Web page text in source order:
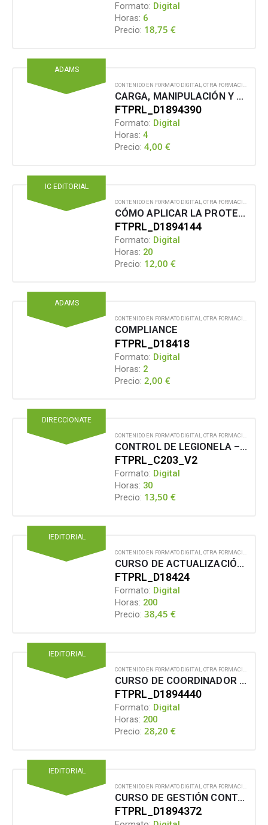
Formato: Digital
Horas: 6
Precio: 18,75€
ADAMS
CONTENIDO EN FORMATO DIGITAL OTRA FORMACIÓN PARA EL EMPLEO
CARGA, MANIPULACIÓN Y RIESGOS DE VEHÍCULOS ELÉCTRICOS EN PARKING Y DEPÓSITO
FTPRL_D1894390
Formato: Digital
Horas: 4
Precio: 4,00€
IC EDITORIAL
CONTENIDO EN FORMATO DIGITAL OTRA FORMACIÓN PARA EL EMPLEO
CÓMO APLICAR LA PROTECCIÓN EN ENTORNOS ESCOLARES RESPONSABILIDAD LEGAL Y ESTRATEGIAS DE PREVENCIÓN SEGÚN LA LOPIVI
FTPRL_D1894144
Formato: Digital
Horas: 20
Precio: 12,00€
ADAMS
CONTENIDO EN FORMATO DIGITAL,OTRA FORMACIÓN PARA EL EMPLEO
COMPLIANCE
FTPRL_D18418
Formato: Digital
Horas: 2
Precio: 2,00€
DIRECCIONATE
CONTENIDO EN FORMATO DIGITAL,OTRA FORMACIÓN PARA EL EMPLEO
CONTROL DE LEGIONELA – EDICIÓN ACTUALIZADA
FTPRL_C203_V2
Formato: Digital
Horas: 30
Precio: 13,50€
IEDITORIAL
CONTENIDO EN FORMATO DIGITAL OTRA FORMACIÓN PARA EL EMPLEO
CURSO DE ACTUALIZACIÓN PARA SOCORRISTAS (ACTUALIZACIÓN 2025)
FTPRL_D18424
Formato: Digital
Horas: 200
Precio: 38,45€
IEDITORIAL
CONTENIDO EN FORMATO DIGITAL OTRA FORMACIÓN PARA EL EMPLEO
CURSO DE COORDINADOR DE SEGURIDAD Y SALUD EN EL SECTOR DE LA CONSTRUCCIÓN
FTPRL_D1894440
Formato: Digital
Horas: 200
Precio: 28,20€
IEDITORIAL
CONTENIDO EN FORMATO DIGITAL OTRA FORMACIÓN PARA EL EMPLEO
CURSO DE GESTIÓN CONTABLE Y PREVENCIÓN DE RIESGOS LABORALES
FTPRL_D1894372